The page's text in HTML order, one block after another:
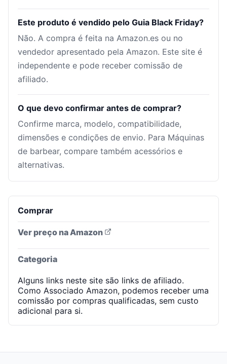
Este produto é vendido pelo Guia Black Friday?
Não. A compra é feita na Amazon.es ou no
vendedor apresentado pela Amazon. Este site é
independente e pode receber comissão de
afiliado.
O que devo confirmar antes de comprar?
Confirme marca, modelo, compatibilidade,
dimensões e condições de envio. Para Máquinas
de barbear, compare também acessórios e
alternativas.
Comprar
Ver preço na Amazon
Categoria
Alguns links neste site são links de afiliado.
Como Associado Amazon, podemos receber uma
comissão por compras qualificadas, sem custo
adicional para si.